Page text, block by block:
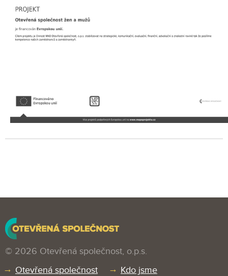
© 2026 Otevřená společnost, o.p.s.
Otevřená společnost
Kdo jsme